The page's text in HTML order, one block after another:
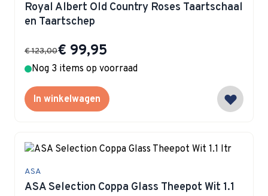
Royal Albert Old Country Roses Taartschaal
en Taartschep
Special Price
€ 99,95
€ 123,00
Nog 3 items op voorraad
In winkelwagen
ASA
ASA Selection Coppa Glass Theepot Wit 1.1